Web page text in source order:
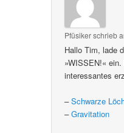
Pfüsikerschrieb
Hallo Tim, lade
»WISSEN!«
interessantes
–Schwarze
–Gravitation